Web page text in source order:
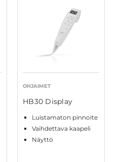
OHJAIMET
HB30 Display
Luistamaton pinnoite
Vaihdettava kaapeli
Näyttö